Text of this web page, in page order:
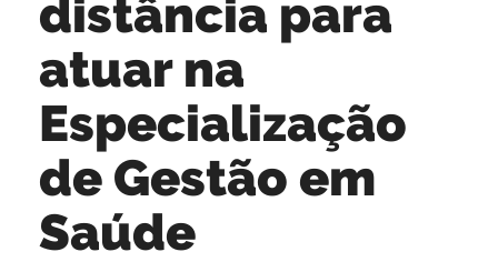
distância para
atuar na
Especialização
de Gestão em
Saúde